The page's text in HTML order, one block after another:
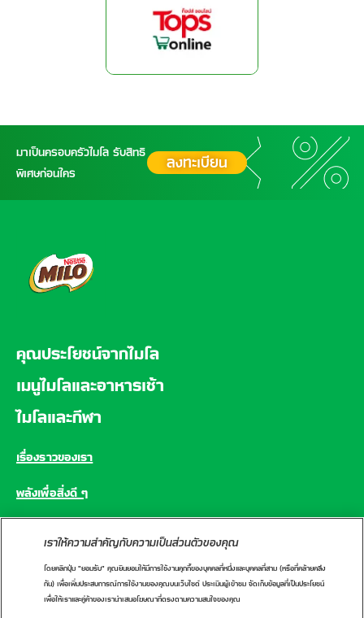
มาเป็นครอบครัวไมโล รับสิทธิ
พิเศษก่อนใคร
ลงทะเบียน
คุณประโยชน์จากไมโล
เมนูไมโลและอาหารเช้า
ไมโลและกีฬา
เรื่องราวของเรา
พลังเพื่อสิ่งดี ๆ
CONNECT WITH US
เราให้ความสำคัญกับความเป็นส่วนตัวของคุณ
โดยคลิกปุ่ม "ยอมรับ" คุณยินยอมให้มีการใช้งานคุกกี้ของบุคคลที่หนึ่งและบุคคลที่สาม (หรือที่คล้ายคลึง
กัน) เพื่อเพิ่มประสบการณ์การใช้งานของคุณบนเว็บไซต์ ประเมินผู้เข้าชม จัดเก็บข้อมูลที่เป็นประโยชน์
เพื่อให้เราและคู่ค้าของเรานำเสนอโฆษณาที่ตรงตามความสนใจของคุณ